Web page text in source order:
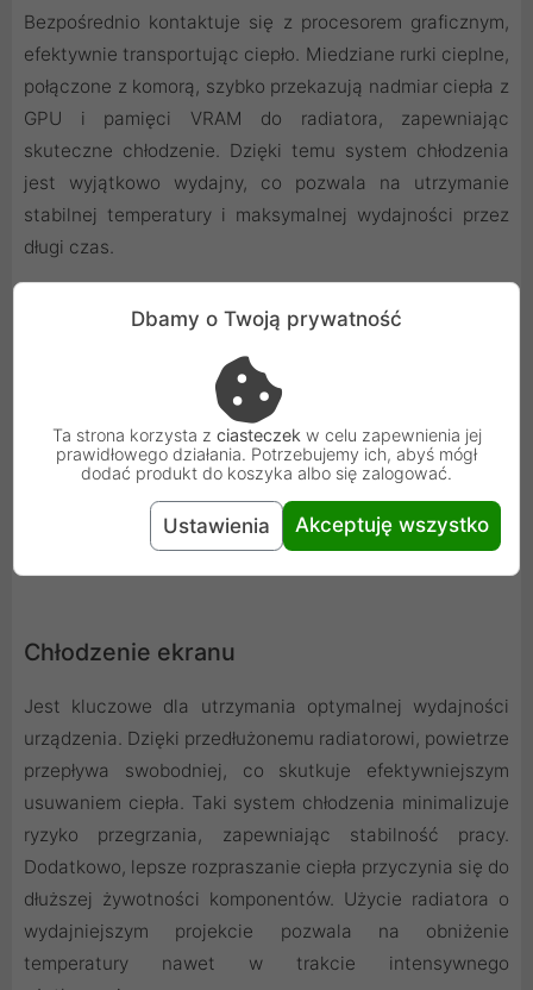
Bezpośrednio kontaktuje się z procesorem graficznym,
efektywnie transportując ciepło. Miedziane rurki cieplne,
połączone z komorą, szybko przekazują nadmiar ciepła z
GPU i pamięci VRAM do radiatora, zapewniając
skuteczne chłodzenie. Dzięki temu system chłodzenia
jest wyjątkowo wydajny, co pozwala na utrzymanie
stabilnej temperatury i maksymalnej wydajności przez
długi czas.
Chłodzenie ekranu
Jest kluczowe dla utrzymania optymalnej wydajności
urządzenia. Dzięki przedłużonemu radiatorowi, powietrze
przepływa swobodniej, co skutkuje efektywniejszym
usuwaniem ciepła. Taki system chłodzenia minimalizuje
ryzyko przegrzania, zapewniając stabilność pracy.
Dodatkowo, lepsze rozpraszanie ciepła przyczynia się do
dłuższej żywotności komponentów. Użycie radiatora o
wydajniejszym projekcie pozwala na obniżenie
temperatury nawet w trakcie intensywnego
Dbamy o Twoją prywatność
Ta strona korzysta z ciasteczek w celu zapewnienia jej
prawidłowego działania. Potrzebujemy ich, abyś mógł
dodać produkt do koszyka albo się zalogować.
Ustawienia Akceptuję wszystko